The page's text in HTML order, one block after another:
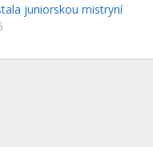
juniorskou mistryní